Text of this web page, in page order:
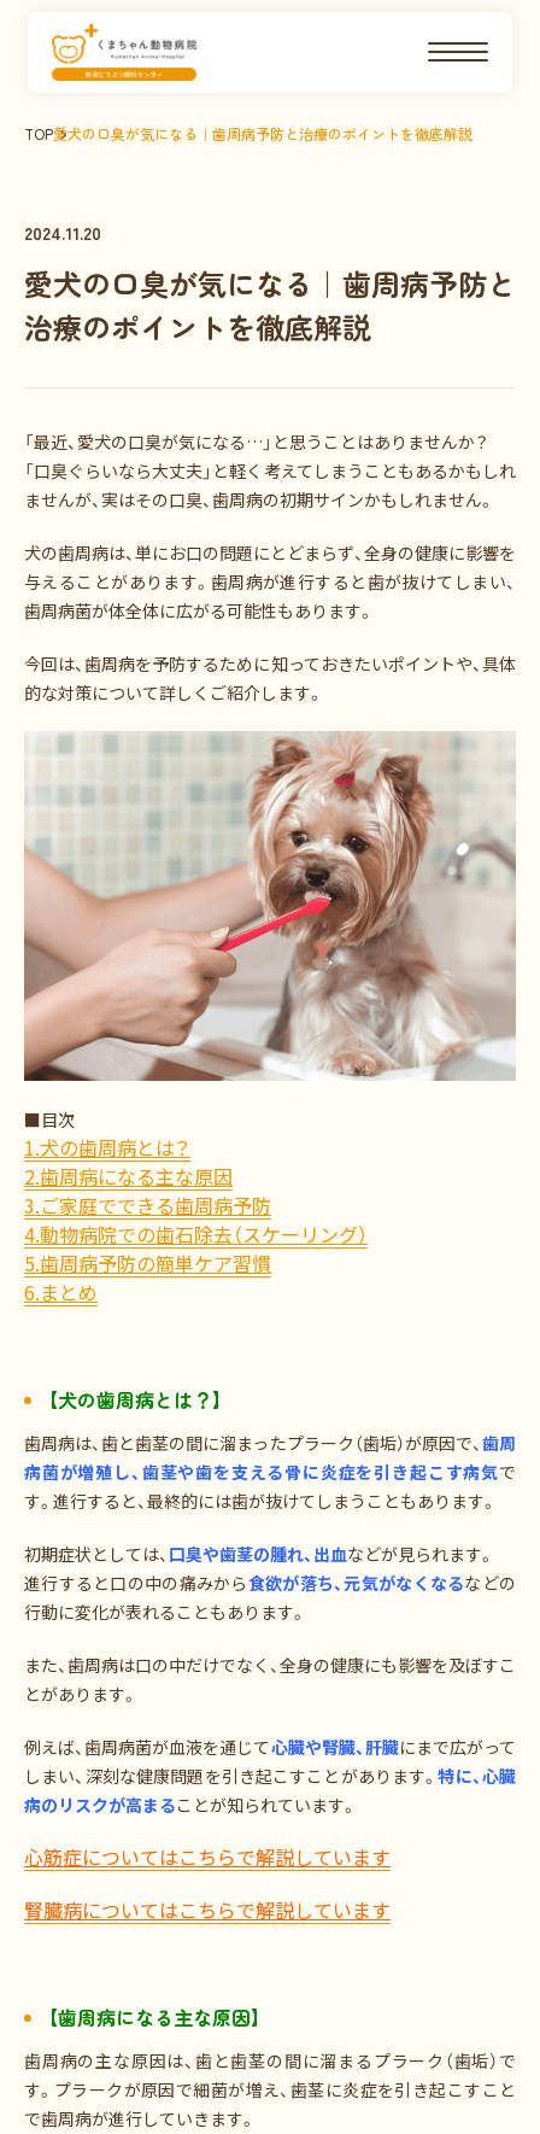
TOP愛犬の口臭が気になる｜歯周病予防と治療のポイントを徹底解説
2024.11.20
愛犬の口臭が気になる｜歯周病予防と
治療のポイントを徹底解説
「最近、愛犬の口臭が気になる…」と思うことはありませんか？
「口臭ぐらいなら大丈夫」と軽く考えてしまうこともあるかもしれ
ませんが、実はその口臭、歯周病の初期サインかもしれません。
犬の歯周病は、単にお口の問題にとどまらず、全身の健康に影響を
与えることがあります。歯周病が進行すると歯が抜けてしまい、
歯周病菌が体全体に広がる可能性もあります。
今回は、歯周病を予防するために知っておきたいポイントや、具体
的な対策について詳しくご紹介します。
■目次
1.犬の歯周病とは？
2.歯周病になる主な原因
3.ご家庭でできる歯周病予防
4.動物病院での歯石除去（スケーリング）
5.歯周病予防の簡単ケア習慣
6.まとめ
【犬の歯周病とは？】
歯周病は、歯と歯茎の間に溜まったプラーク（歯垢）が原因で、 歯周
病菌が増殖し、歯茎や歯を支える骨に炎症を引き起こす病気で
す。進行すると、最終的には歯が抜けてしまうこともあります。
初期症状としては、 口臭や歯茎の腫れ、出血などが見られます。
進行すると口の中の痛みから食欲が落ち、元気がなくなるなどの
行動に変化が表れることもあります。
また、歯周病は口の中だけでなく、全身の健康にも影響を及ぼすこ
とがあります。
例えば、歯周病菌が血液を通じて心臓や腎臓、肝臓にまで広がって
しまい、深刻な健康問題を引き起こすことがあります。特に、心臓
病のリスクが高まることが知られています。
心筋症についてはこちらで解説しています
腎臓病についてはこちらで解説しています
【歯周病になる主な原因】
歯周病の主な原因は、歯と歯茎の間に溜まるプラーク（歯垢）で
す。プラークが原因で細菌が増え、歯茎に炎症を引き起こすこと
で歯周病が進行していきます。